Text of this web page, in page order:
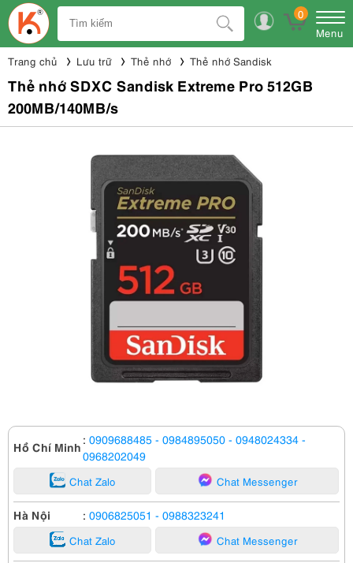
0
Menu
Trang chủ Lưu trữ Thẻ nhớ Thẻ nhớ Sandisk
Thẻ nhớ SDXC Sandisk Extreme Pro 512GB
200MB/140MB/s
Hồ Chí Minh : 0909688485 - 0984895050 - 0948024334 -
0968202049
Chat Zalo Chat Messenger
Hà Nội : 0906825051 - 0988323241
Chat Zalo Chat Messenger